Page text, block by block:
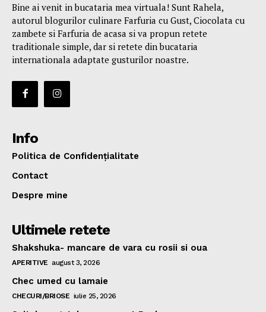
Bine ai venit in bucataria mea virtuala! Sunt Rahela,
autorul blogurilor culinare Farfuria cu Gust, Ciocolata cu
zambete si Farfuria de acasa si va propun retete
traditionale simple, dar si retete din bucataria
internationala adaptate gusturilor noastre.
Info
Politica de Confidențialitate
Contact
Despre mine
Ultimele retete
Shakshuka- mancare de vara cu rosii si oua
APERITIVE august 3, 2026
Chec umed cu lamaie
CHECURI/BRIOSE iulie 25, 2026